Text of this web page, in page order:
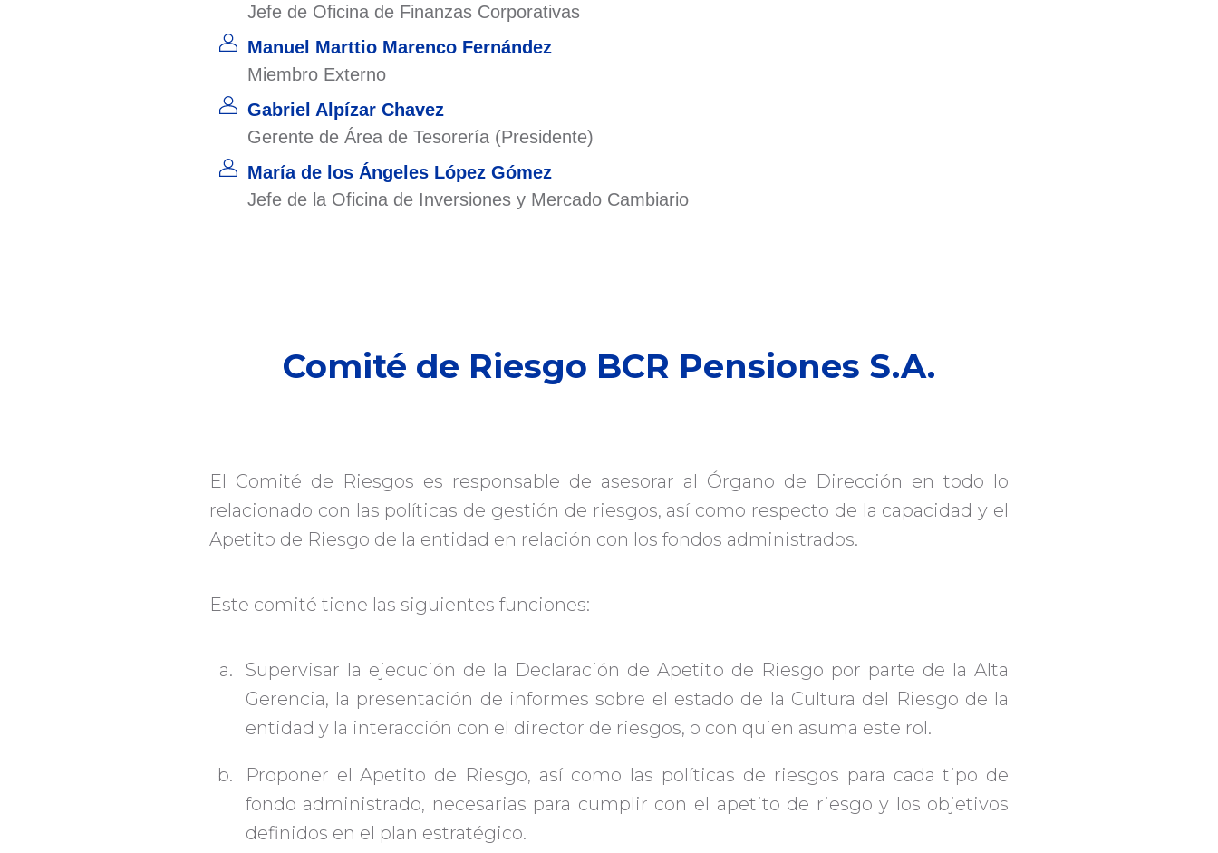
Jefe de Oficina de Finanzas Corporativas
Manuel Marttio Marenco Fernández
Miembro Externo
Gabriel Alpízar Chavez
Gerente de Área de Tesorería (Presidente)
María de los Ángeles López Gómez
Jefe de la Oficina de Inversiones y Mercado Cambiario
Comité de Riesgo BCR Pensiones S.A.
El Comité de Riesgos es responsable de asesorar al Órgano de Dirección en todo lo
relacionado con las políticas de gestión de riesgos, así como respecto de la capacidad y el
Apetito de Riesgo de la entidad en relación con los fondos administrados.
Este comité tiene las siguientes funciones:
Supervisar la ejecución de la Declaración de Apetito de Riesgo por parte de la Alta
Gerencia, la presentación de informes sobre el estado de la Cultura del Riesgo de la
entidad y la interacción con el director de riesgos, o con quien asuma este rol.
Proponer el Apetito de Riesgo, así como las políticas de riesgos para cada tipo de
fondo administrado, necesarias para cumplir con el apetito de riesgo y los objetivos
definidos en el plan estratégico.